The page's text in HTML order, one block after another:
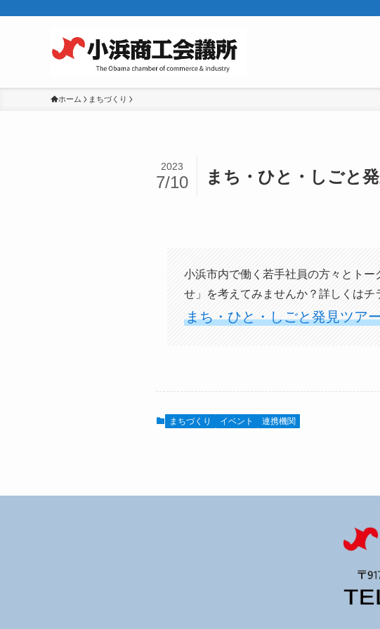
ホーム まちづくり
まち・ひと・しごと
2023
7/10
小浜市内で働く若手社員の方々とト
せ」を考えてみませんか？詳しくはチ
まち・ひと・しごと発見ツア
まちづくり イベント 連携機関